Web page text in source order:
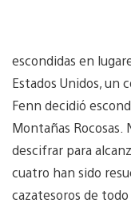
escondidas en
Estados Unidos, un
Fenn decidió
Montañas Rocosas.
descifrar para
cuatro han sido
cazatesoros de